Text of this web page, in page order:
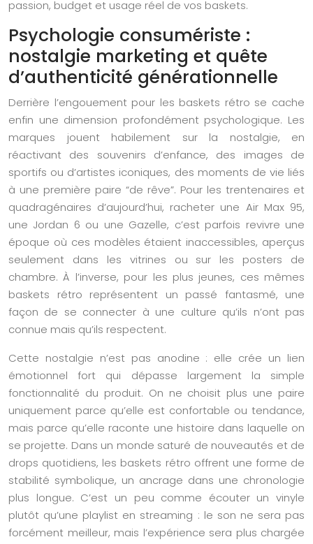
passion, budget et usage réel de vos baskets.
Psychologie consumériste :
nostalgie marketing et quête
d’authenticité générationnelle
Derrière l’engouement pour les baskets rétro se cache
enfin une dimension profondément psychologique. Les
marques jouent habilement sur la nostalgie, en
réactivant des souvenirs d’enfance, des images de
sportifs ou d’artistes iconiques, des moments de vie liés
à une première paire “de rêve”. Pour les trentenaires et
quadragénaires d’aujourd’hui, racheter une Air Max 95,
une Jordan 6 ou une Gazelle, c’est parfois revivre une
époque où ces modèles étaient inaccessibles, aperçus
seulement dans les vitrines ou sur les posters de
chambre. À l’inverse, pour les plus jeunes, ces mêmes
baskets rétro représentent un passé fantasmé, une
façon de se connecter à une culture qu’ils n’ont pas
connue mais qu’ils respectent.
Cette nostalgie n’est pas anodine : elle crée un lien
émotionnel fort qui dépasse largement la simple
fonctionnalité du produit. On ne choisit plus une paire
uniquement parce qu’elle est confortable ou tendance,
mais parce qu’elle raconte une histoire dans laquelle on
se projette. Dans un monde saturé de nouveautés et de
drops quotidiens, les baskets rétro offrent une forme de
stabilité symbolique, un ancrage dans une chronologie
plus longue. C’est un peu comme écouter un vinyle
plutôt qu’une playlist en streaming : le son ne sera pas
forcément meilleur, mais l’expérience sera plus chargée